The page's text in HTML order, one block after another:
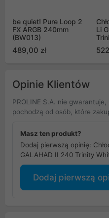
be quiet! Pure Loop 2
FX ARGB 240mm
(BW013)
489,00 zł
Li
Opinie Klientów
PROLINE S.A. nie
pochodzą od osób, które
Masz ten produkt?
Dodaj pierwszą opinię:
GALAHAD II 240 Trinity
Dodaj pierwszą